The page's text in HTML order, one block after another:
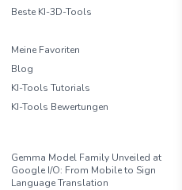
Beste KI-3D-Tools
Meine Favoriten
Blog
KI-Tools Tutorials
KI-Tools Bewertungen
Gemma Model Family Unveiled at
Google I/O: From Mobile to Sign
Language Translation